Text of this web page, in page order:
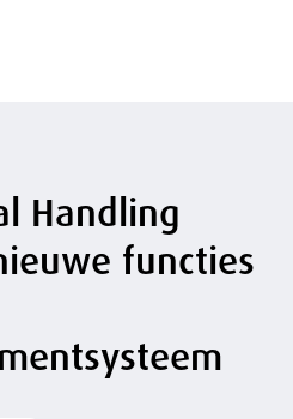
Handling
functies